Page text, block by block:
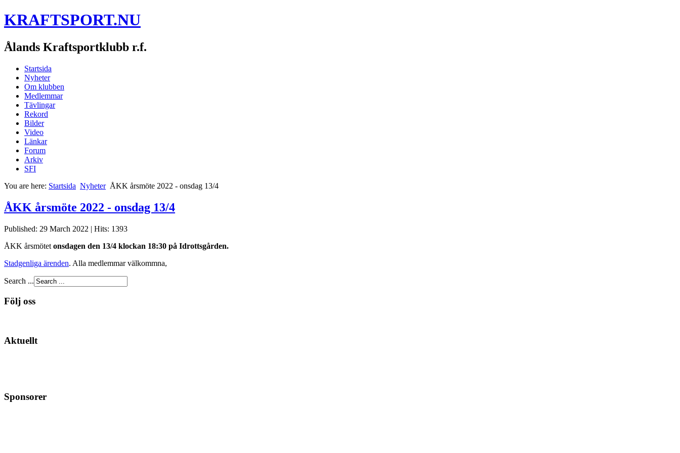
KRAFTSPORT.NU
Ålands Kraftsportklubb r.f.
Startsida
Nyheter
Om klubben
Medlemmar
Tävlingar
Rekord
Bilder
Video
Länkar
Forum
Arkiv
SFI
You are here: Startsida Nyheter ÅKK årsmöte 2022 - onsdag 13/4
ÅKK årsmöte 2022 - onsdag 13/4
Published: 29 March 2022 | Hits: 1393
ÅKK årsmötet onsdagen den 13/4 klockan 18:30 på Idrottsgården.
Stadgenliga ärenden. Alla medlemmar välkommna,
Search ...
Följ oss
Aktuellt
Sponsorer